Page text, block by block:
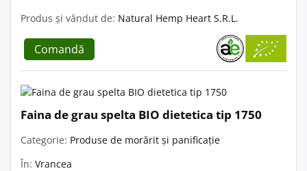
Produs și vândut de: Natural Hemp Heart S.R.L.
Comandă
Faina de grau spelta BIO dietetica tip 1750
Categorie: Produse de morărit și panificație
În: Vrancea